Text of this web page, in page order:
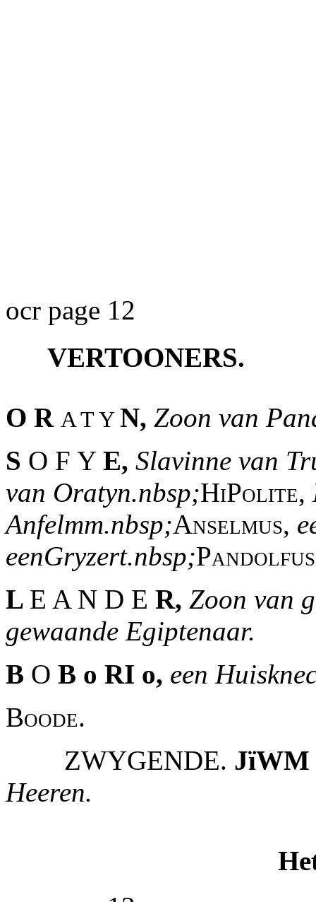
ocr page 12
VERTOONERS.
O R A T Y N, Zoon van
S O F Y E, Slavinne van
van Oratyn.nbsp;HiPolite,
Anfelmm.nbsp;Anselmus,
eenGryzert.nbsp;
L E A N D E R, Zoon van
gewaande Egiptenaar.
B O B o RI o, een
Boode.
ZWYGENDE. JïWM
Heeren.